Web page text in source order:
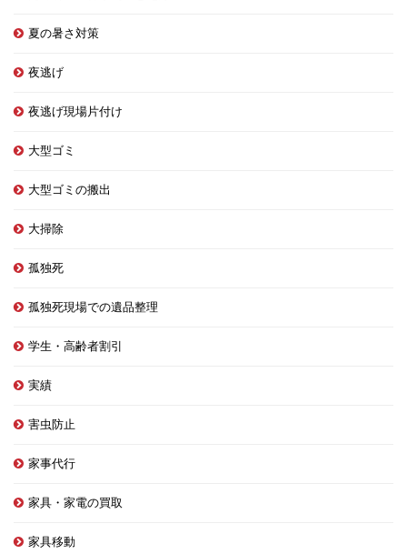
夏の暑さ対策
夜逃げ
夜逃げ現場片付け
大型ゴミ
大型ゴミの搬出
大掃除
孤独死
孤独死現場での遺品整理
学生・高齢者割引
実績
害虫防止
家事代行
家具・家電の買取
家具移動